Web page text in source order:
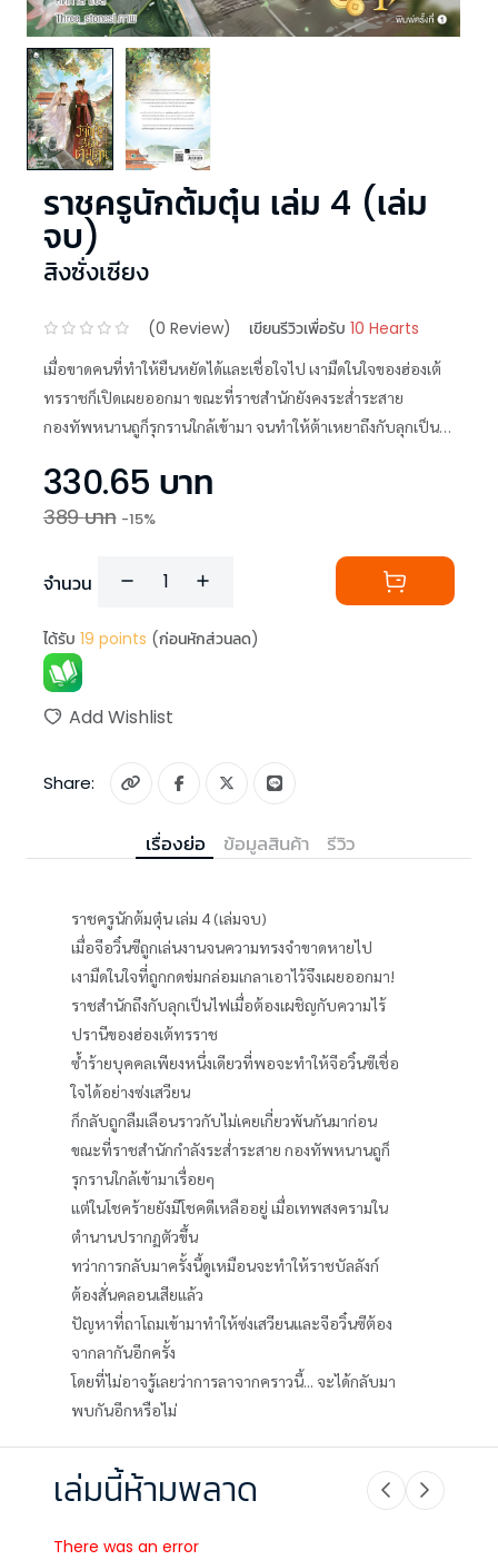
ราชครูนักต้มตุ๋น เล่ม 4 (เล่ม
จบ)
สิงซั่งเซียง
(0 Review) เขียนรีวิวเพื่อรับ 10 Hearts
เมื่อขาดคนที่ทำให้ยืนหยัดได้และเชื่อใจไป เงามืดในใจของฮ่องเต้
ทรราชก็เปิดเผยออกมา ขณะที่ราชสำนักยังคงระส่ำระสาย
กองทัพหนานถูก็รุกรานใกล้เข้ามา จนทำให้ต้าเหยาถึงกับลุกเป็น
330.65 บาท
389บาท -15%
จำนวน
ได้รับ 19 points (ก่อนหักส่วนลด)
Add Wishlist
Share:
เรื่องย่อ ข้อมูลสินค้า รีวิว
ราชครูนักต้มตุ๋น เล่ม 4 (เล่มจบ)
เมื่อจีอวิ๋นซีถูกเล่นงานจนความทรงจำขาดหายไป
เงามืดในใจที่ถูกกดข่มกล่อมเกลาเอาไว้จึงเผยออกมา!
ราชสำนักถึงกับลุกเป็นไฟเมื่อต้องเผชิญกับความไร้
ปรานีของฮ่องเต้ทรราช
ซ้ำร้ายบุคคลเพียงหนึ่งเดียวที่พอจะทำให้จีอวิ๋นซีเชื่อ
ใจได้อย่างซ่งเสวียน
ก็กลับถูกลืมเลือนราวกับไม่เคยเกี่ยวพันกันมาก่อน
ขณะที่ราชสำนักกำลังระส่ำระสาย กองทัพหนานถูก็
รุกรานใกล้เข้ามาเรื่อยๆ
แต่ในโชคร้ายยังมีโชคดีเหลืออยู่ เมื่อเทพสงครามใน
ตำนานปรากฏตัวขึ้น
ทว่าการกลับมาครั้งนี้ดูเหมือนจะทำให้ราชบัลลังก์
ต้องสั่นคลอนเสียแล้ว
ปัญหาที่ถาโถมเข้ามาทำให้ซ่งเสวียนและจีอวิ๋นซีต้อง
จากลากันอีกครั้ง
โดยที่ไม่อาจรู้เลยว่าการลาจากคราวนี้... จะได้กลับมา
พบกันอีกหรือไม่
เล่มนี้ห้ามพลาด
There was an error